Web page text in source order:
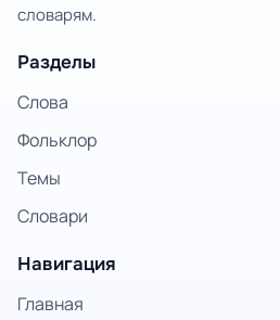
словарям.
Разделы
Слова
Фольклор
Темы
Словари
Навигация
Главная